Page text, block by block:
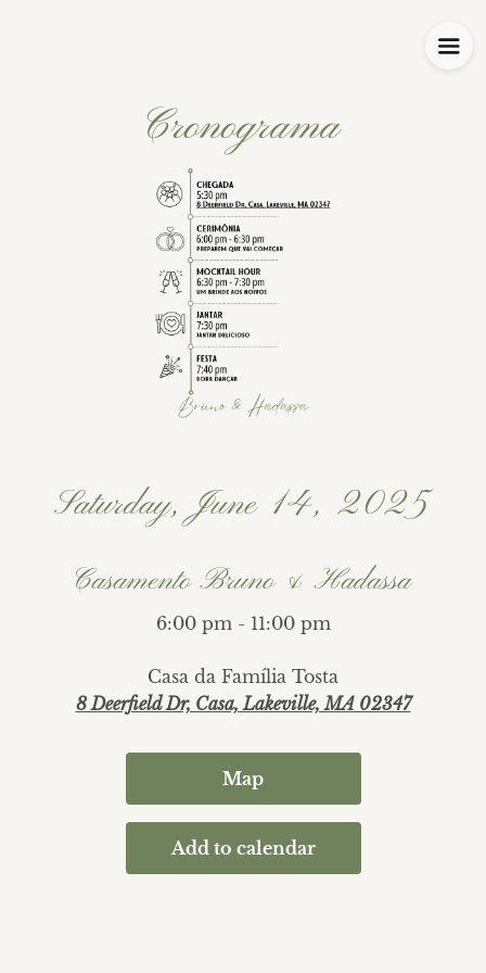
Cronograma
Saturday, June 14, 2025
Casamento Bruno & Hadassa
6:00 pm - 11:00 pm
Casa da Família Tosta
8 Deerfield Dr, Casa, Lakeville, MA 02347
Map
Add to calendar